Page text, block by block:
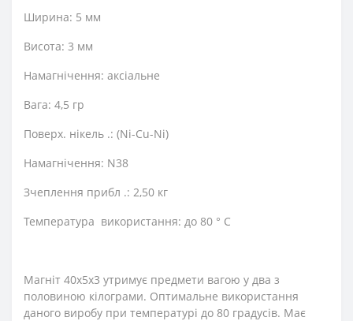
Ширина: 5 мм
Висота: 3 мм
Намагнічення: аксіальне
Вага: 4,5 гр
Поверх. нікель .: (Ni-Cu-Ni)
Намагнічення: N38
Зчеплення прибл .: 2,50 кг
Температура використання: до 80 ° C
Магніт 40х5х3 утримує предмети вагою у два з
половиною кілограми. Оптимальне використання
даного виробу при температурі до 80 градусів. Має